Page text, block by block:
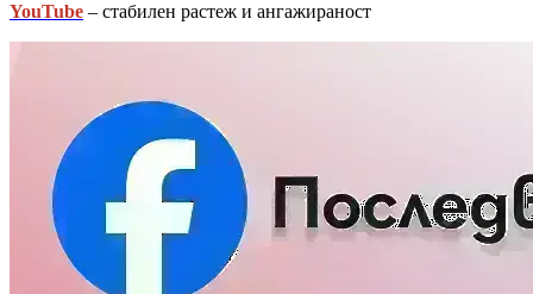
YouTube – стабилен растеж и ангажираност